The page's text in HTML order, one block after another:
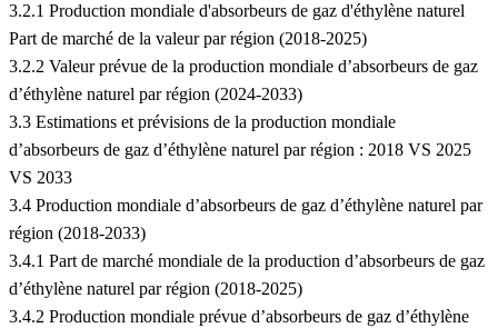
3.2.1 Production mondiale d'absorbeurs de gaz d'éthylène naturel
Part de marché de la valeur par région (2018-2025)
3.2.2 Valeur prévue de la production mondiale d’absorbeurs de gaz
d’éthylène naturel par région (2024-2033)
3.3 Estimations et prévisions de la production mondiale
d’absorbeurs de gaz d’éthylène naturel par région : 2018 VS 2025
VS 2033
3.4 Production mondiale d’absorbeurs de gaz d’éthylène naturel par
région (2018-2033)
3.4.1 Part de marché mondiale de la production d’absorbeurs de gaz
d’éthylène naturel par région (2018-2025)
3.4.2 Production mondiale prévue d’absorbeurs de gaz d’éthylène